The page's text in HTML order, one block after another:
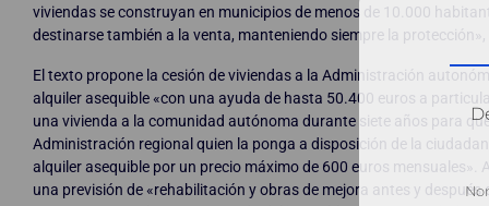
viviendas se construyan en municipios de menos de 10.000
destinarse también a la venta, manteniendo siempre la
El texto propone la cesión de viviendas a la Administración
alquiler asequible «con una ayuda de hasta 50.400 euros a
una vivienda a la comunidad autónoma durante siete años para
Administración regional quien la ponga a disposición de la
alquiler asequible por un precio máximo de 600 euros mensuales».
una previsión de «rehabilitación y obras de mejora antes y después